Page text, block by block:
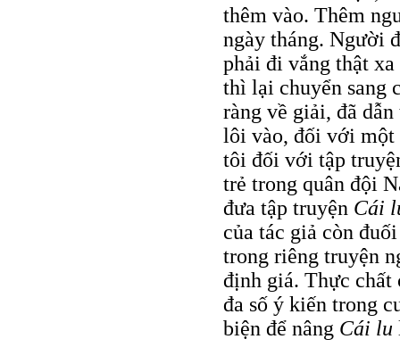
thêm vào. Thêm
ngày tháng. Người
phải đi vắng thật
thì lại chuyển sang
ràng về giải, đã
lôi vào, đối với một
tôi đối với tập
trẻ trong quân đội
đưa tập truyện Cái
của tác giả còn
trong riêng truyện
định giá. Thực chất
đa số ý kiến trong
biện để nâng Cái lu